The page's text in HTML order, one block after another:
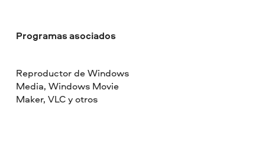
Programas asociados
Reproductor de Windows
Media, Windows Movie
Maker, VLC y otros